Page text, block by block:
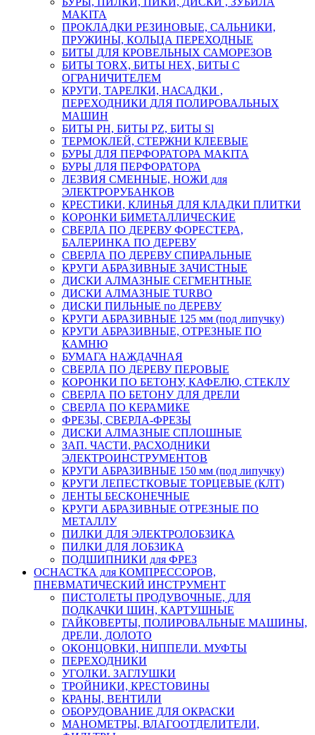
MAKITA
ПРОКЛАДКИ РЕЗИНОВЫЕ, САЛЬНИКИ,
ПРУЖИНЫ, КОЛЬЦА ПЕРЕХОДНЫЕ
БИТЫ ДЛЯ КРОВЕЛЬНЫХ САМОРЕЗОВ
БИТЫ TORX, БИТЫ НЕХ, БИТЫ С
ОГРАНИЧИТЕЛЕМ
КРУГИ, ТАРЕЛКИ, НАСАДКИ ,
ПЕРЕХОДНИКИ ДЛЯ ПОЛИРОВАЛЬНЫХ
МАШИН
БИТЫ PH, БИТЫ PZ, БИТЫ Sl
ТЕРМОКЛЕЙ, СТЕРЖНИ КЛЕЕВЫЕ
БУРЫ ДЛЯ ПЕРФОРАТОРА MAKITA
БУРЫ ДЛЯ ПЕРФОРАТОРА
ЛЕЗВИЯ СМЕННЫЕ, НОЖИ для
ЭЛЕКТРОРУБАНКОВ
КРЕСТИКИ, КЛИНЬЯ ДЛЯ КЛАДКИ ПЛИТКИ
КОРОНКИ БИМЕТАЛЛИЧЕСКИЕ
СВЕРЛА ПО ДЕРЕВУ ФОРЕСТЕРА,
БАЛЕРИНКА ПО ДЕРЕВУ
СВЕРЛА ПО ДЕРЕВУ СПИРАЛЬНЫЕ
КРУГИ АБРАЗИВНЫЕ ЗАЧИСТНЫЕ
ДИСКИ АЛМАЗНЫЕ СЕГМЕНТНЫЕ
ДИСКИ АЛМАЗНЫЕ TURBO
ДИСКИ ПИЛЬНЫЕ по ДЕРЕВУ
КРУГИ АБРАЗИВНЫЕ 125 мм (под липучку)
КРУГИ АБРАЗИВНЫЕ, ОТРЕЗНЫЕ ПО
КАМНЮ
БУМАГА НАЖДАЧНАЯ
СВЕРЛА ПО ДЕРЕВУ ПЕРОВЫЕ
КОРОНКИ ПО БЕТОНУ, КАФЕЛЮ, СТЕКЛУ
СВЕРЛА ПО БЕТОНУ ДЛЯ ДРЕЛИ
СВЕРЛА ПО КЕРАМИКЕ
ФРЕЗЫ, СВЕРЛА-ФРЕЗЫ
ДИСКИ АЛМАЗНЫЕ СПЛОШНЫЕ
ЗАП. ЧАСТИ, РАСХОДНИКИ
ЭЛЕКТРОИНСТРУМЕНТОВ
КРУГИ АБРАЗИВНЫЕ 150 мм (под липучку)
КРУГИ ЛЕПЕСТКОВЫЕ ТОРЦЕВЫЕ (КЛТ)
ЛЕНТЫ БЕСКОНЕЧНЫЕ
КРУГИ АБРАЗИВНЫЕ ОТРЕЗНЫЕ ПО
МЕТАЛЛУ
ПИЛКИ ДЛЯ ЭЛЕКТРОЛОБЗИКА
ПИЛКИ ДЛЯ ЛОБЗИКА
ПОДШИПНИКИ для ФРЕЗ
ОСНАСТКА для КОМПРЕССОРОВ,
ПНЕВМАТИЧЕСКИЙ ИНСТРУМЕНТ
ПИСТОЛЕТЫ ПРОДУВОЧНЫЕ, ДЛЯ
ПОДКАЧКИ ШИН, КАРТУШНЫЕ
ГАЙКОВЕРТЫ, ПОЛИРОВАЛЬНЫЕ МАШИНЫ,
ДРЕЛИ, ДОЛОТО
ОКОНЦОВКИ, НИППЕЛИ. МУФТЫ
ПЕРЕХОДНИКИ
УГОЛКИ. ЗАГЛУШКИ
ТРОЙНИКИ, КРЕСТОВИНЫ
КРАНЫ, ВЕНТИЛИ
ОБОРУДОВАНИЕ ДЛЯ ОКРАСКИ
МАНОМЕТРЫ, ВЛАГООТДЕЛИТЕЛИ,